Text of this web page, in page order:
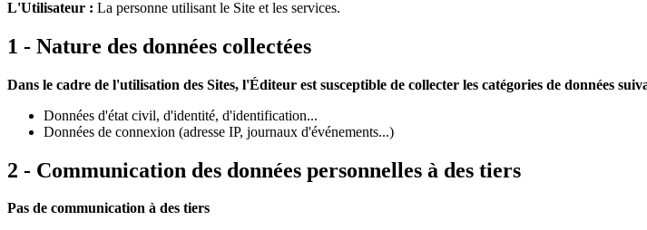
L'Utilisateur : La personne utilisant le Site et les services.
1 - Nature des données collectées
Dans le cadre de l'utilisation des Sites, l'Éditeur est susceptible de collecter les catégories de données
Données d'état civil, d'identité, d'identification...
Données de connexion (adresse IP, journaux d'événements...)
2 - Communication des données personnelles à des tiers
Pas de communication à des tiers